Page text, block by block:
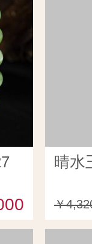
晴水
￥